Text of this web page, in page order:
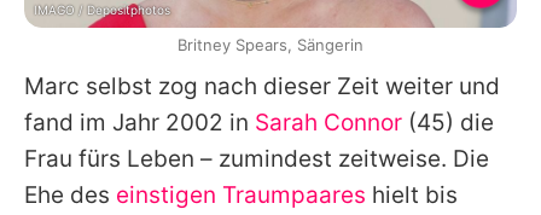
Marc selbst zog nach dieser Zeit weiter und
fand im Jahr 2002 in Sarah Connor (45) die
Frau fürs Leben – zumindest zeitweise. Die
Ehe des einstigen Traumpaares hielt bis
IMAGO / Depositphotos
Britney Spears, Sängerin